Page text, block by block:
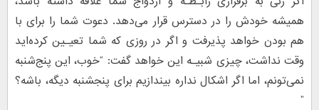
همیشه خودش را در دسترس قرار می‌دهد. دعوت شما را برای با
هم بودن خواهد پذیرفت و اگر در روزی که شما تعیـین کرده‌اید
وقت نداشت، چیزی شبیـه این خواهد گفت: “خوب، این پنج‌شنبه
نمی‌تونم، اما اگر اشکال نداره بیندازیم برای پنجشنبه دیگه، باشه؟
”